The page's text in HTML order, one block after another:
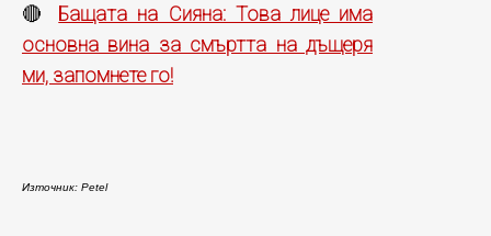
🔴 Бащата на Сияна: Това лице има
основна вина за смъртта на дъщеря
ми, запомнете го!
Източник: Petel